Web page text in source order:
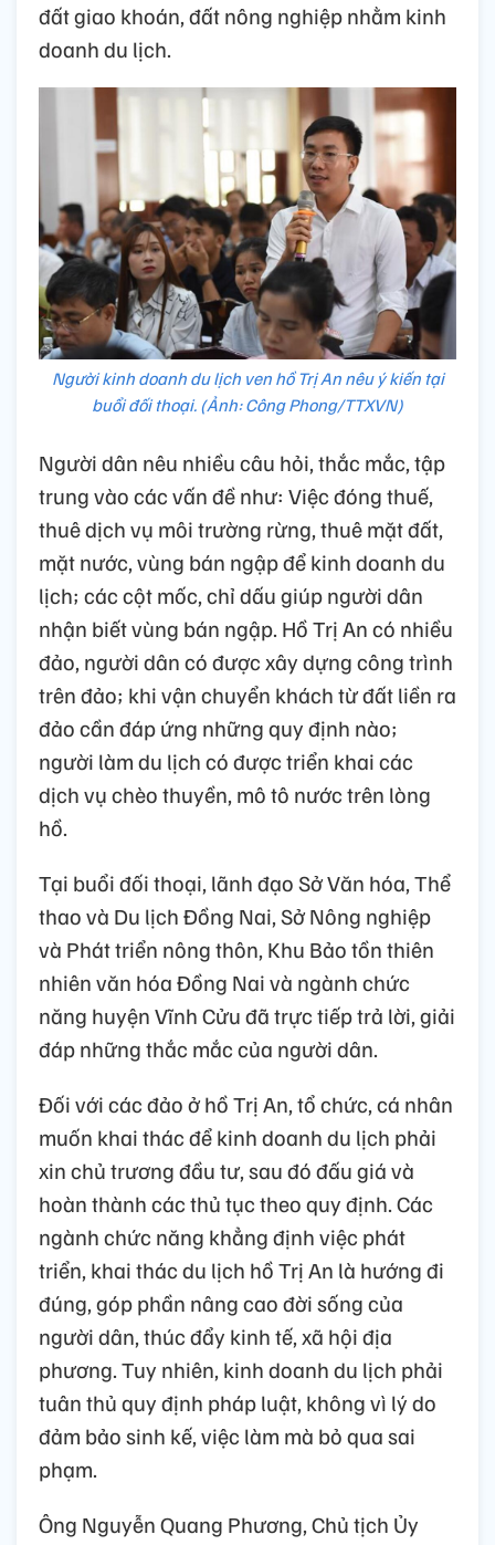
đất giao khoán, đất nông nghiệp nhằm kinh
doanh du lịch.
Người kinh doanh du lịch ven hồ Trị An nêu ý kiến tại
buổi đối thoại. (Ảnh: Công Phong/TTXVN)
Người dân nêu nhiều câu hỏi, thắc mắc, tập
trung vào các vấn đề như: Việc đóng thuế,
thuê dịch vụ môi trường rừng, thuê mặt đất,
mặt nước, vùng bán ngập để kinh doanh du
lịch; các cột mốc, chỉ dấu giúp người dân
nhận biết vùng bán ngập. Hồ Trị An có nhiều
đảo, người dân có được xây dựng công trình
trên đảo; khi vận chuyển khách từ đất liền ra
đảo cần đáp ứng những quy định nào;
người làm du lịch có được triển khai các
dịch vụ chèo thuyền, mô tô nước trên lòng
hồ.
Tại buổi đối thoại, lãnh đạo Sở Văn hóa, Thể
thao và Du lịch Đồng Nai, Sở Nông nghiệp
và Phát triển nông thôn, Khu Bảo tồn thiên
nhiên văn hóa Đồng Nai và ngành chức
năng huyện Vĩnh Cửu đã trực tiếp trả lời, giải
đáp những thắc mắc của người dân.
Đối với các đảo ở hồ Trị An, tổ chức, cá nhân
muốn khai thác để kinh doanh du lịch phải
xin chủ trương đầu tư, sau đó đấu giá và
hoàn thành các thủ tục theo quy định. Các
ngành chức năng khẳng định việc phát
triển, khai thác du lịch hồ Trị An là hướng đi
đúng, góp phần nâng cao đời sống của
người dân, thúc đẩy kinh tế, xã hội địa
phương. Tuy nhiên, kinh doanh du lịch phải
tuân thủ quy định pháp luật, không vì lý do
đảm bảo sinh kế, việc làm mà bỏ qua sai
phạm.
Ông Nguyễn Quang Phương, Chủ tịch Ủy